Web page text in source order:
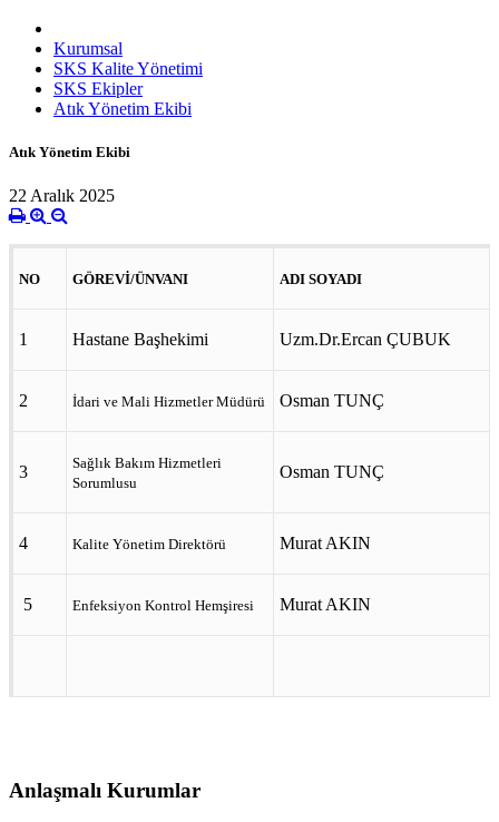
Kurumsal
SKS Kalite Yönetimi
SKS Ekipler
Atık Yönetim Ekibi
Atık Yönetim Ekibi
22 Aralık 2025
NO GÖREVİ/ÜNVANI ADI SOYADI
1 Hastane Başhekimi Uzm.Dr.Ercan ÇUBUK
2 İdari ve Mali Hizmetler Müdürü Osman TUNÇ
3
Sağlık Bakım Hizmetleri
Sorumlusu
Osman TUNÇ
4 Kalite Yönetim Direktörü Murat AKIN
5 Enfeksiyon Kontrol Hemşiresi Murat AKIN
Anlaşmalı Kurumlar